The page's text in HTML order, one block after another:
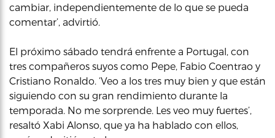
cambiar, independientemente de lo que se pueda
comentar’, advirtió.
El próximo sábado tendrá enfrente a Portugal, con
tres compañeros suyos como Pepe, Fabio Coentrao y
Cristiano Ronaldo. ‘Veo a los tres muy bien y que están
siguiendo con su gran rendimiento durante la
temporada. No me sorprende. Les veo muy fuertes’,
resaltó Xabi Alonso, que ya ha hablado con ellos,